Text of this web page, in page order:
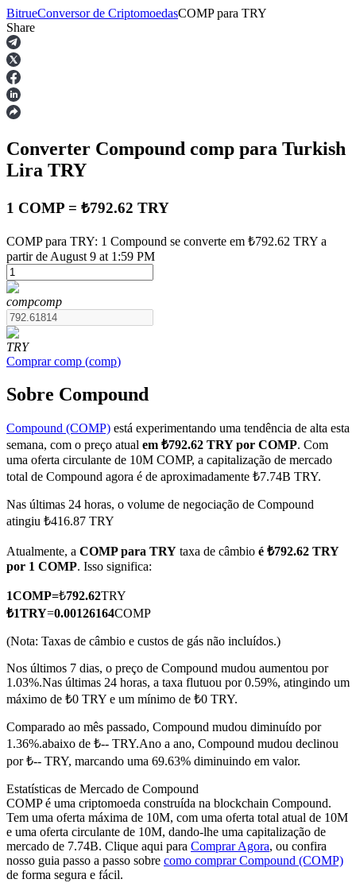
Futuros
Futuros de USDT
Futuros usando USDT como garantia
Futuros COIN-M
Futuros de criptomoeda
TradFi
Futuros de USDC
Futuros usando USDC como garantia
BitrueConversor de CriptomoedasCOMP para TRY
Share
Converter Compound comp para Turkish
Lira TRY
1 COMP = ₺792.62 TRY
COMP para TRY: 1 Compound se converte em ₺792.62 TRY a
partir de August 9 at 1:59 PM
compcomp
TRY
Comprar comp (comp)
Sobre Compound
Compound (COMP) está experimentando uma tendência de alta esta
semana, com o preço atual em ₺792.62 TRY por COMP. Com
uma oferta circulante de 10M COMP, a capitalização de mercado
total de Compound agora é de aproximadamente ₺7.74B TRY.
Nas últimas 24 horas, o volume de negociação de Compound
atingiu ₺416.87 TRY
Atualmente, a COMP para TRY taxa de câmbio é ₺792.62 TRY
por 1 COMP. Isso significa:
1COMP=₺792.62TRY
₺1TRY=0.00126164COMP
(Nota: Taxas de câmbio e custos de gás não incluídos.)
Nos últimos 7 dias, o preço de Compound mudou aumentou por
1.03%.Nas últimas 24 horas, a taxa flutuou por 0.59%, atingindo um
máximo de ₺0 TRY e um mínimo de ₺0 TRY.
Comparado ao mês passado, Compound mudou diminuído por
1.36%.abaixo de ₺-- TRY.Ano a ano, Compound mudou declinou
por ₺-- TRY, marcando uma 69.63% diminuindo em valor.
Estatísticas de Mercado de Compound
COMP é uma criptomoeda construída na blockchain Compound.
Tem uma oferta máxima de 10M, com uma oferta total atual de 10M
e uma oferta circulante de 10M, dando-lhe uma capitalização de
mercado de 7.74B. Clique aqui para Comprar Agora, ou confira
nosso guia passo a passo sobre como comprar Compound (COMP)
de forma segura e fácil.